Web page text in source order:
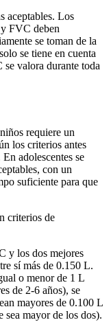
aceptables. Los
FVC deben
se toman de la
se tiene en cuenta
valora durante toda
requiere un
los criterios antes
adolescentes se
con un
suficiente para que
criterios de
y los dos mejores
sí más de 0.150 L.
o menor de 1 L
de 2-6 años), se
mayores de 0.100 L
sea mayor de los dos).